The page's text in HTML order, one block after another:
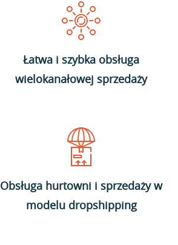
Łatwa i szybka obsługa
wielokanałowej sprzedaży
Obsługa hurtowni i sprzedaży w
modelu dropshipping